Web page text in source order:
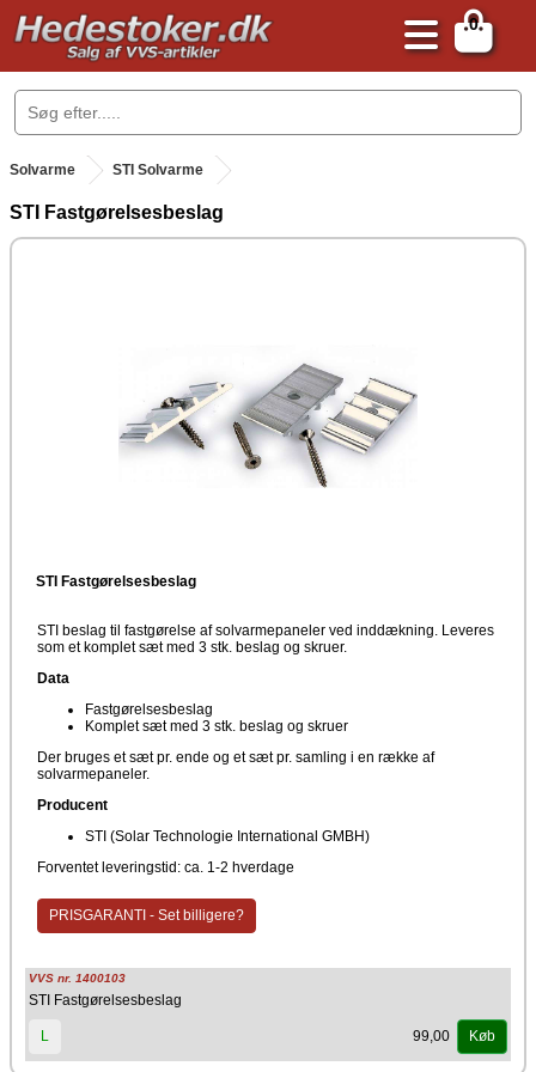
0
.
Solvarme STI Solvarme
STI Fastgørelsesbeslag
STI Fastgørelsesbeslag
STI beslag til fastgørelse af solvarmepaneler ved inddækning. Leveres
som et komplet sæt med 3 stk. beslag og skruer.
Data
Fastgørelsesbeslag
Komplet sæt med 3 stk. beslag og skruer
Der bruges et sæt pr. ende og et sæt pr. samling i en række af
solvarmepaneler.
Producent
STI (Solar Technologie International GMBH)
Forventet leveringstid: ca. 1-2 hverdage
PRISGARANTI - Set billigere?
VVS nr. 1400103
STI Fastgørelsesbeslag
L 99,00 Køb